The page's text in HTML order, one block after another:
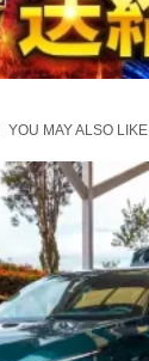
YOU MAY ALSO LIKE